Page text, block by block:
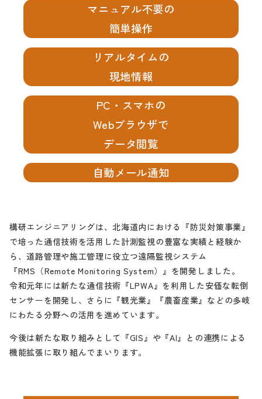
マニュアル不要の
簡単操作
リアルタイムの
現地情報
PC・スマホの
Webブラウザで
データ閲覧
自動メール通知
構研エンジニアリングは、北海道内における『防災対策事業』
で培った通信技術を活用した計測監視の豊富な実績と経験か
ら、道路管理や施工管理に役立つ遠隔監視システム
『RMS（Remote Monitoring System）』を開発しました。
令和元年には新たな通信技術『LPWA』を利用した安価な転倒
センサーを開発し、さらに『観光業』『農畜産業』などの多岐
にわたる分野への活用を進めています。
今後は新たな取り組みとして『GIS』や『AI』との連携による
機能拡張に取り組んでまいります。